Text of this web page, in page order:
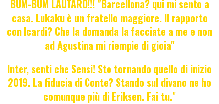
BUM-BUM LAUTARO!!! "Barcellona? qui mi sento a
casa. Lukaku è un fratello maggiore. Il rapporto
con Icardi? Che la domanda la facciate a me e non
ad Agustina mi riempie di gioia"
Inter, senti che Sensi! Sto tornando quello di inizio
2019. La fiducia di Conte? Stando sul divano ne ho
comunque più di Eriksen. Fai tu."